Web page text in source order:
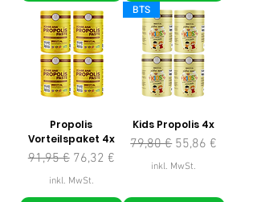
Propolis
Vorteilspaket 4x
Standardpreis
91,95 € Sale-Preis
76,32 €
inkl. MwSt.
BTS
Kids Propolis 4x
Standardpreis
79,80 € Sale-Preis
55,86 €
inkl. MwSt.